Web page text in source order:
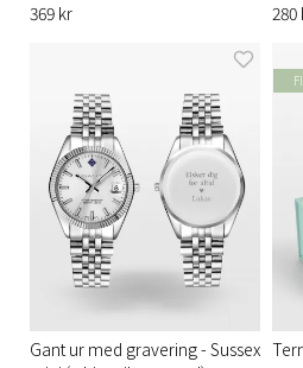
369 kr 280
Gant ur med gravering - Sussex